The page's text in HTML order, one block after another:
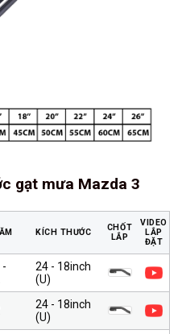
gạt mưa Mazda 3
KÍCH THƯỚC
CHỐT
LẮP
VIDEO
LẮP
ĐẶT
-
24 - 18inch
(U)
24 - 18inch
(U)